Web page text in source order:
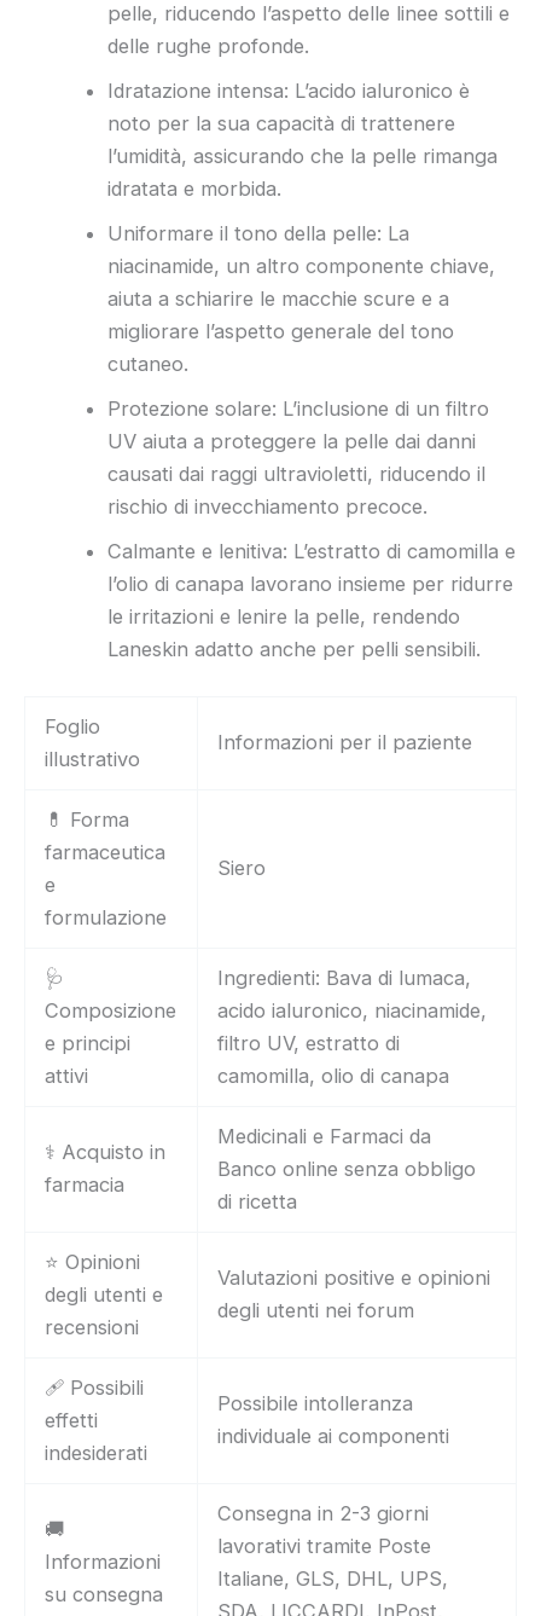
pelle, riducendo l’aspetto delle linee sottili e
delle rughe profonde.
Idratazione intensa: L’acido ialuronico è
noto per la sua capacità di trattenere
l’umidità, assicurando che la pelle rimanga
idratata e morbida.
Uniformare il tono della pelle: La
niacinamide, un altro componente chiave,
aiuta a schiarire le macchie scure e a
migliorare l’aspetto generale del tono
cutaneo.
Protezione solare: L’inclusione di un filtro
UV aiuta a proteggere la pelle dai danni
causati dai raggi ultravioletti, riducendo il
rischio di invecchiamento precoce.
Calmante e lenitiva: L’estratto di camomilla e
l’olio di canapa lavorano insieme per ridurre
le irritazioni e lenire la pelle, rendendo
Laneskin adatto anche per pelli sensibili.
Foglio
illustrativo
Informazioni per il paziente
💊 Forma
farmaceutica
e
formulazione
Siero
🩺
Composizione
e principi
attivi
Ingredienti: Bava di lumaca,
acido ialuronico, niacinamide,
filtro UV, estratto di
camomilla, olio di canapa
⚕️ Acquisto in
farmacia
Medicinali e Farmaci da
Banco online senza obbligo
di ricetta
⭐ Opinioni
degli utenti e
recensioni
Valutazioni positive e opinioni
degli utenti nei forum
🩹 Possibili
effetti
indesiderati
Possibile intolleranza
individuale ai componenti
🚚
Informazioni
su consegna
Consegna in 2-3 giorni
lavorativi tramite Poste
Italiane, GLS, DHL, UPS,
SDA, LICCARDI, InPost,